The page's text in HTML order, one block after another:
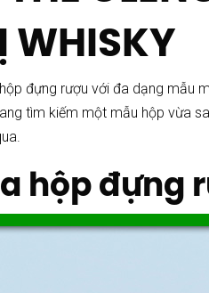
WHISKY
đựng rượu với đa dạng mẫu
tìm kiếm một mẫu hộp vừa
hộp đựng